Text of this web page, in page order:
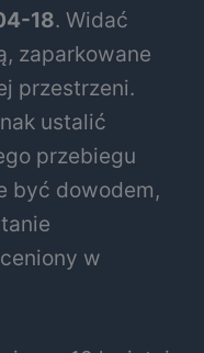
18. Widać
zaparkowane
przestrzeni.
ustalić
przebiegu
być dowodem,
w